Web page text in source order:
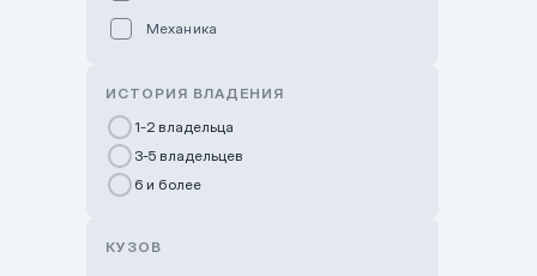
GWM Nurly Zhol
Chery Astana
Механика
ИСТОРИЯ ВЛАДЕНИЯ
1-2 владельца
3-5 владельцев
6 и более
КУЗОВ